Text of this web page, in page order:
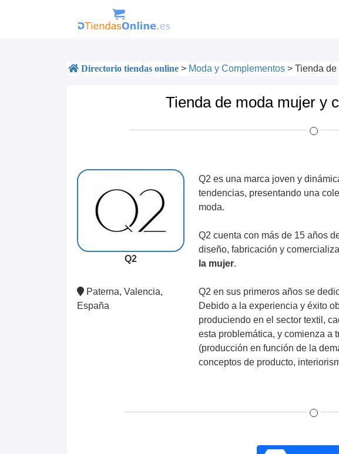
Directorio tiendas online > Moda y Complementos > Tienda de
Tienda de moda mujer y
Q2
Paterna, Valencia,
España
Q2 es una marca joven y
tendencias, presentando una
moda.
Q2 cuenta con más de 15 años
diseño, fabricación y
la mujer.
Q2 en sus primeros años se
Debido a la experiencia y éxito
produciendo en el sector textil,
esta problemática, y comienza a
(producción en función de la
conceptos de producto,